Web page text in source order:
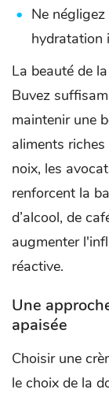
Ne
hydratation
La beauté de
Buvez
maintenir une
aliments
noix, les
renforcent la
d’alcool, de
augmenter
réactive.
Une
apaisée
Choisir une
le choix de la